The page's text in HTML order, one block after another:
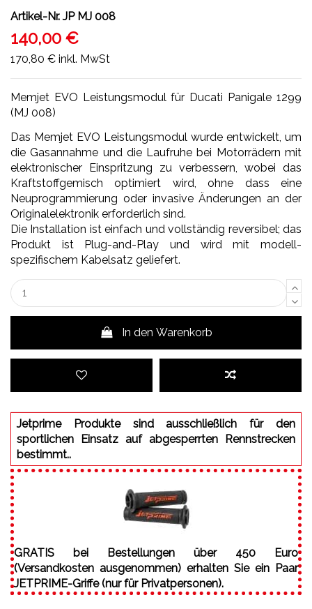
Artikel-Nr. JP MJ 008
140,00 €
170,80 € inkl. MwSt
Memjet EVO Leistungsmodul für Ducati Panigale 1299
(MJ 008)
Das Memjet EVO Leistungsmodul wurde entwickelt, um
die Gasannahme und die Laufruhe bei Motorrädern mit
elektronischer Einspritzung zu verbessern, wobei das
Kraftstoffgemisch optimiert wird, ohne dass eine
Neuprogrammierung oder invasive Änderungen an der
Originalelektronik erforderlich sind.
Die Installation ist einfach und vollständig reversibel; das
Produkt ist Plug-and-Play und wird mit modell-
spezifischem Kabelsatz geliefert.
In den Warenkorb
Jetprime Produkte sind ausschließlich für den
sportlichen Einsatz auf abgesperrten Rennstrecken
bestimmt..
GRATIS bei Bestellungen über 450 Euro
(Versandkosten ausgenommen) erhalten Sie ein Paar
JETPRIME-Griffe (nur für Privatpersonen).